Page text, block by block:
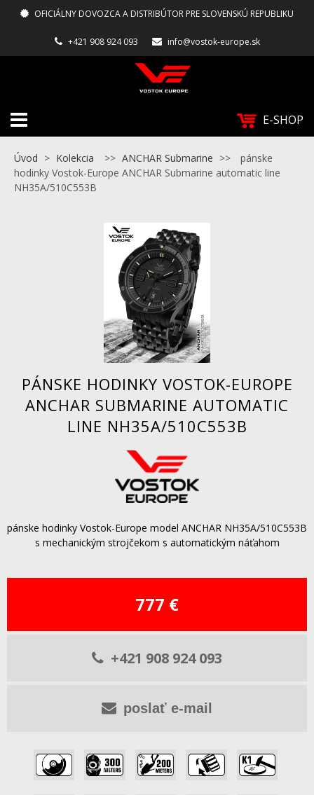
OFICIÁLNY DOVOZCA A DISTRIBÚTOR PRE SLOVENSKÚ REPUBLIKU
+421 908 924 093 info@vostok-europe.sk
E-SHOP
Úvod > Kolekcia >> ANCHAR Submarine >>
pánske
hodinky Vostok-Europe ANCHAR Submarine automatic line
NH35A/510C553B
PÁNSKE HODINKY VOSTOK-EUROPE
ANCHAR SUBMARINE AUTOMATIC
LINE NH35A/510C553B
pánske hodinky Vostok-Europe model ANCHAR NH35A/510C553B
s mechanickým strojčekom s automatickým náťahom
777 €
+421 908 924 093
poslať e-mail